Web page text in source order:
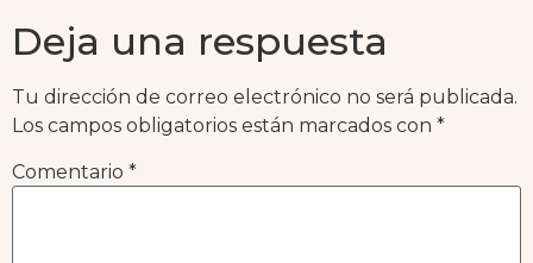
Deja una respuesta
Tu dirección de correo electrónico no será publicada.
Los campos obligatorios están marcados con *
Comentario *